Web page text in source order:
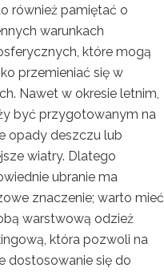
również pamiętać o
warunkach
które mogą
przemieniać się w
Nawet w okresie letnim,
być przygotowanym na
opady deszczu lub
wiatry. Dlatego
ubranie ma
znaczenie; warto mieć
warstwową odzież
która pozwoli na
dostosowanie się do